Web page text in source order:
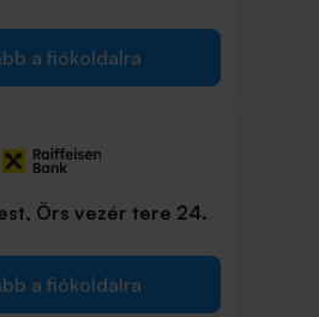
a fiókoldalra
Örs vezér tere 24.
a fiókoldalra